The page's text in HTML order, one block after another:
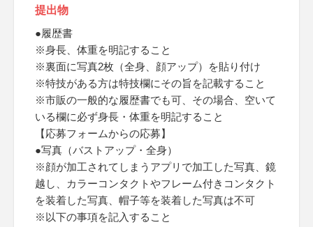
提出物
●履歴書
※身長、体重を明記すること
※裏面に写真2枚（全身、顔アップ）を貼り付け
※特技がある方は特技欄にその旨を記載すること
※市販の一般的な履歴書でも可、その場合、空いて
いる欄に必ず身長・体重を明記すること
【応募フォームからの応募】
●写真（バストアップ・全身）
※顔が加工されてしまうアプリで加工した写真、鏡
越し、カラーコンタクトやフレーム付きコンタクト
を装着した写真、帽子等を装着した写真は不可
※以下の事項を記入すること